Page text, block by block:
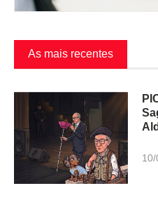
As mais recentes